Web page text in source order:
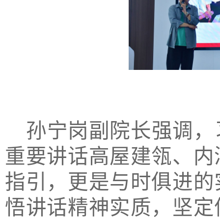
孙宁岗副院长强调
重要讲话高屋建瓴、
指引，更是与时俱进
悟讲话精神实质，坚